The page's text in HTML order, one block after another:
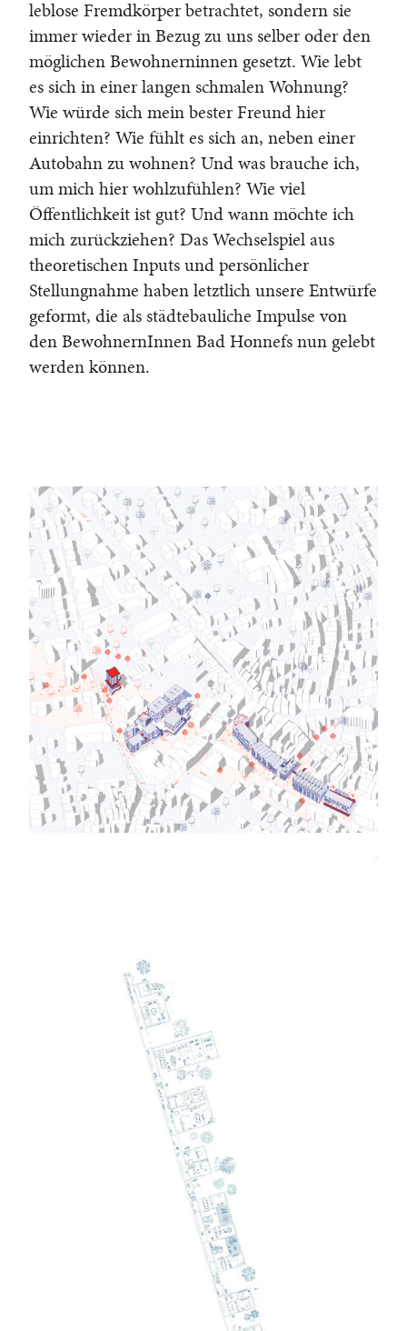
leblose Fremdkörper betrachtet, sondern sie
immer wieder in Bezug zu uns selber oder den
möglichen Bewohnerninnen gesetzt. Wie lebt
es sich in einer langen schmalen Wohnung?
Wie würde sich mein bester Freund hier
einrichten? Wie fühlt es sich an, neben einer
Autobahn zu wohnen? Und was brauche ich,
um mich hier wohlzufühlen? Wie viel
Öffentlichkeit ist gut? Und wann möchte ich
mich zurückziehen? Das Wechselspiel aus
theoretischen Inputs und persönlicher
Stellungnahme haben letztlich unsere Entwürfe
geformt, die als städtebauliche Impulse von
den BewohnernInnen Bad Honnefs nun gelebt
werden können.